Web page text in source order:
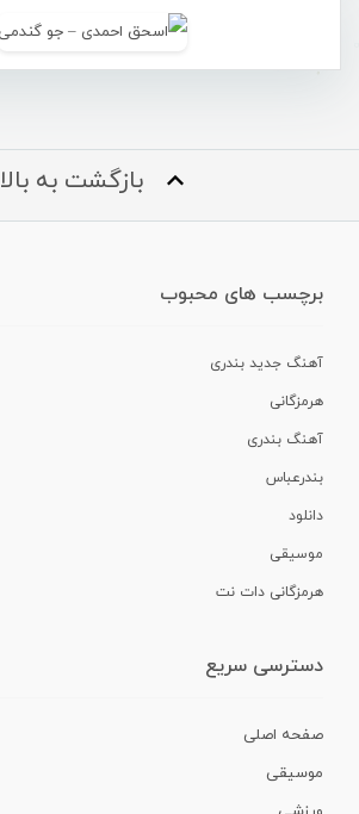
بازگشت به بالا
برچسب های محبوب
آهنگ جدید بندری
هرمزگانی
آهنگ بندری
بندرعباس
دانلود
موسیقی
هرمزگانی دات نت
دسترسی سریع
صفحه اصلی
موسیقی